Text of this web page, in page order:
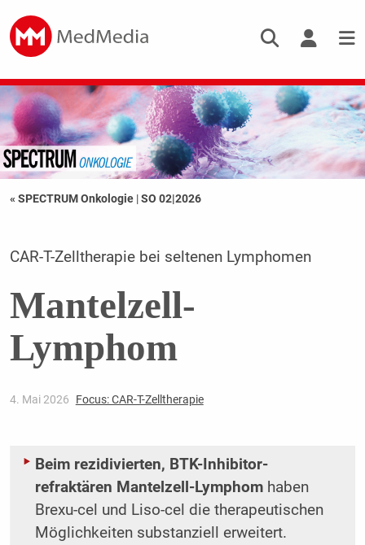
« SPECTRUM Onkologie |SO 02|2026
CAR-T-Zelltherapie bei seltenen Lymphomen
Mantelzell-
Lymphom
4. Mai 2026 Focus: CAR-T-Zelltherapie
Beim rezidivierten, BTK-Inhibitor-
refraktären Mantelzell-Lymphomhaben
Brexu-cel und Liso-cel die therapeutischen
Möglichkeiten substanziell erweitert.